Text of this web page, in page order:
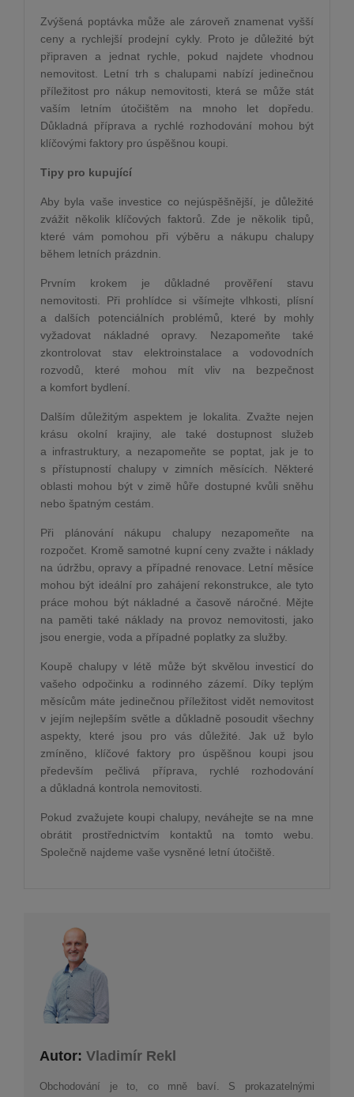
Zvýšená poptávka může ale zároveň znamenat vyšší
ceny a rychlejší prodejní cykly. Proto je důležité být
připraven a jednat rychle, pokud najdete vhodnou
nemovitost. Letní trh s chalupami nabízí jedinečnou
příležitost pro nákup nemovitosti, která se může stát
vaším letním útočištěm na mnoho let dopředu.
Důkladná příprava a rychlé rozhodování mohou být
klíčovými faktory pro úspěšnou koupi.
Tipy pro kupující
Aby byla vaše investice co nejúspěšnější, je důležité
zvážit několik klíčových faktorů. Zde je několik tipů,
které vám pomohou při výběru a nákupu chalupy
během letních prázdnin.
Prvním krokem je důkladné prověření stavu
nemovitosti. Při prohlídce si všímejte vlhkosti, plísní
a dalších potenciálních problémů, které by mohly
vyžadovat nákladné opravy. Nezapomeňte také
zkontrolovat stav elektroinstalace a vodovodních
rozvodů, které mohou mít vliv na bezpečnost
a komfort bydlení.
Dalším důležitým aspektem je lokalita. Zvažte nejen
krásu okolní krajiny, ale také dostupnost služeb
a infrastruktury, a nezapomeňte se poptat, jak je to
s přístupností chalupy v zimních měsících. Některé
oblasti mohou být v zimě hůře dostupné kvůli sněhu
nebo špatným cestám.
Při plánování nákupu chalupy nezapomeňte na
rozpočet. Kromě samotné kupní ceny zvažte i náklady
na údržbu, opravy a případné renovace. Letní měsíce
mohou být ideální pro zahájení rekonstrukce, ale tyto
práce mohou být nákladné a časově náročné. Mějte
na paměti také náklady na provoz nemovitosti, jako
jsou energie, voda a případné poplatky za služby.
Koupě chalupy v létě může být skvělou investicí do
vašeho odpočinku a rodinného zázemí. Díky teplým
měsícům máte jedinečnou příležitost vidět nemovitost
v jejím nejlepším světle a důkladně posoudit všechny
aspekty, které jsou pro vás důležité. Jak už bylo
zmíněno, klíčové faktory pro úspěšnou koupi jsou
především pečlivá příprava, rychlé rozhodování
a důkladná kontrola nemovitosti.
Pokud zvažujete koupi chalupy, neváhejte se na mne
obrátit prostřednictvím kontaktů na tomto webu.
Společně najdeme vaše vysněné letní útočiště.
Autor: Vladimír Rekl
Obchodování je to, co mně baví. S prokazatelnými